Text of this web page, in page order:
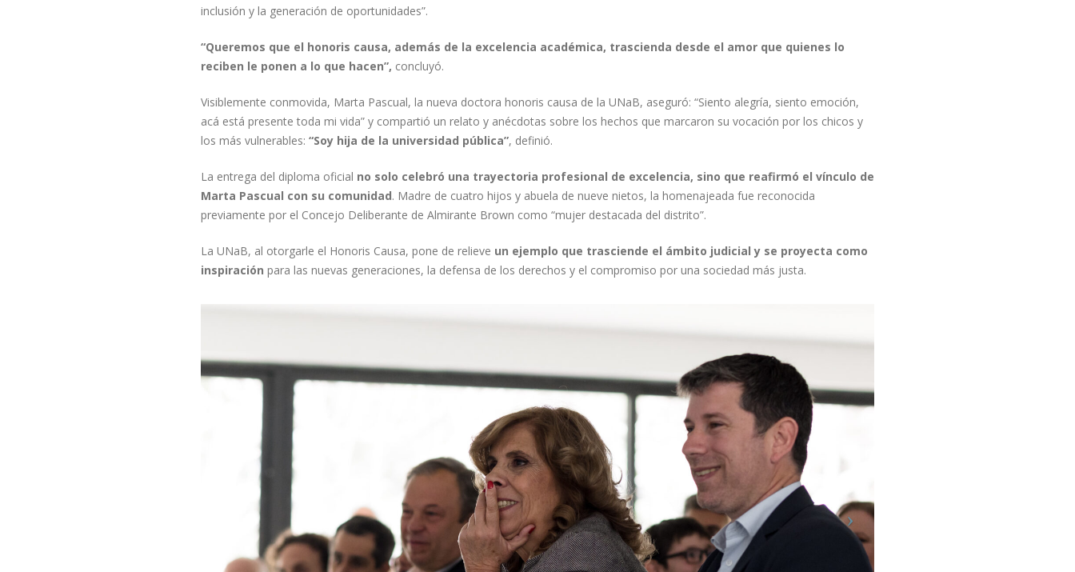
inclusión y la generación de oportunidades”.
“Queremos que el honoris causa, además de la excelencia académica, trascienda desde el amor que quienes lo
reciben le ponen a lo que hacen”, concluyó.
Visiblemente conmovida, Marta Pascual, la nueva doctora honoris causa de la UNaB, aseguró: “Siento alegría, siento emoción,
acá está presente toda mi vida” y compartió un relato y anécdotas sobre los hechos que marcaron su vocación por los chicos y
los más vulnerables: “Soy hija de la universidad pública”, definió.
La entrega del diploma oficial no solo celebró una trayectoria profesional de excelencia, sino que reafirmó el vínculo de
Marta Pascual con su comunidad. Madre de cuatro hijos y abuela de nueve nietos, la homenajeada fue reconocida
previamente por el Concejo Deliberante de Almirante Brown como “mujer destacada del distrito”.
La UNaB, al otorgarle el Honoris Causa, pone de relieve un ejemplo que trasciende el ámbito judicial y se proyecta como
inspiración para las nuevas generaciones, la defensa de los derechos y el compromiso por una sociedad más justa.